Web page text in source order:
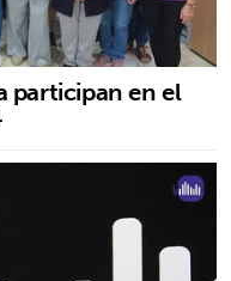
participan en el